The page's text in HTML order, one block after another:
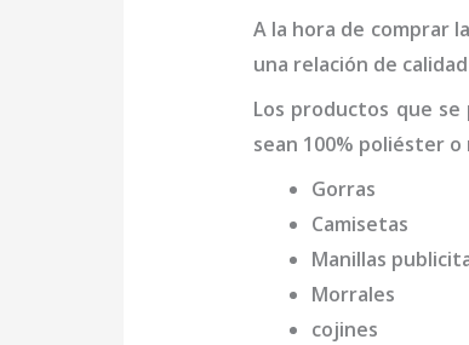
A la hora de comprar
una relación de
Los productos que
sean 100% poliéster
Gorras
Camisetas
Manillas
Morrales
cojines